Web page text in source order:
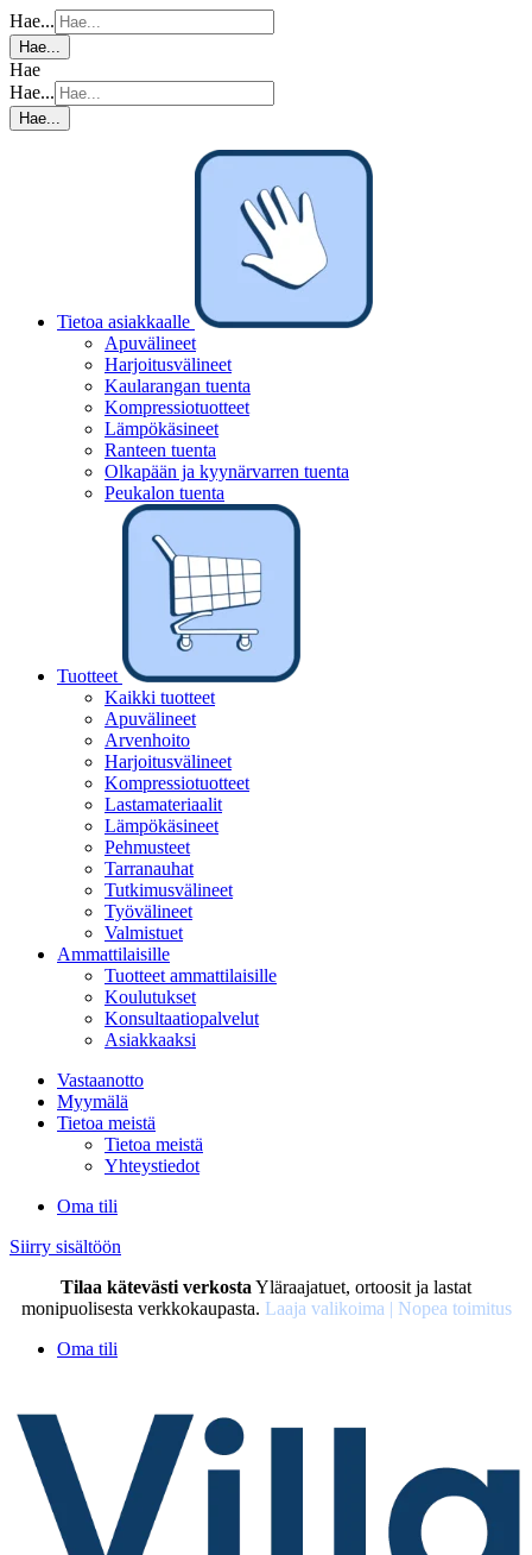
Hae...
Hae...
Hae
Hae...
Hae...
Tietoa asiakkaalle
Apuvälineet
Harjoitusvälineet
Kaularangan tuenta
Kompressiotuotteet
Lämpökäsineet
Ranteen tuenta
Olkapään ja kyynärvarren tuenta
Peukalon tuenta
Tuotteet
Kaikki tuotteet
Apuvälineet
Arvenhoito
Harjoitusvälineet
Kompressiotuotteet
Lastamateriaalit
Lämpökäsineet
Pehmusteet
Tarranauhat
Tutkimusvälineet
Työvälineet
Valmistuet
Ammattilaisille
Tuotteet ammattilaisille
Koulutukset
Konsultaatiopalvelut
Asiakkaaksi
Vastaanotto
Myymälä
Tietoa meistä
Tietoa meistä
Yhteystiedot
Oma tili
Siirry sisältöön
Tilaa kätevästi verkosta Yläraajatuet, ortoosit ja lastat
monipuolisesta verkkokaupasta. Laaja valikoima | Nopea toimitus
Oma tili